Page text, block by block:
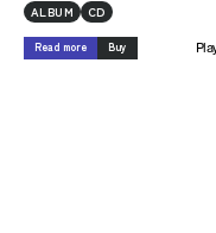
ALBUM
CD
Read more Buy